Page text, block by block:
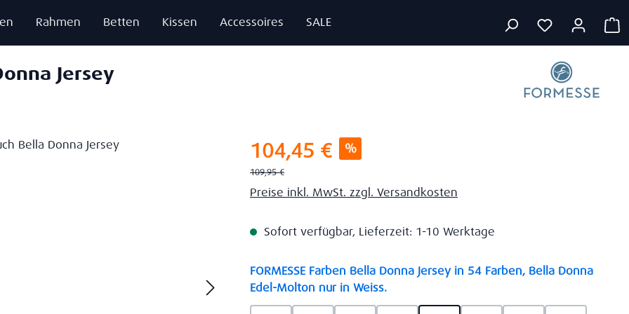
Rahmen Betten Kissen Accessoires SALE
Jersey
Verkaufspreis:
104,45 € %
Regulärer Preis:
109,95 €
Preise inkl. MwSt. zzgl. Versandkosten
Sofort verfügbar, Lieferzeit: 1-10 Werktage
FORMESSE Farben Bella Donna Jersey in 54 Farben, Bella Donna
Edel-Molton nur in Weiss.auswählen